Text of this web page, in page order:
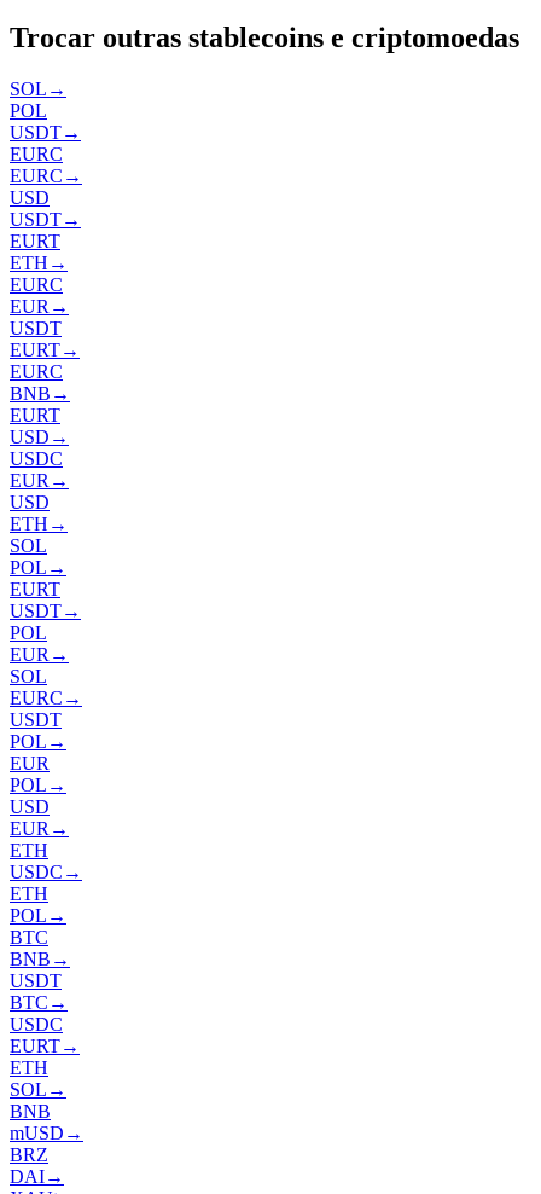
Trocar outras stablecoins e criptomoedas
SOL →
POL
USDT→
EURC
EURC →
USD
USDT→
EURT
ETH →
EURC
EUR →
USDT
EURT→
EURC
BNB →
EURT
USD →
USDC
EUR →
USD
ETH →
SOL
POL →
EURT
USDT→
POL
EUR →
SOL
EURC →
USDT
POL →
EUR
POL →
USD
EUR →
ETH
USDC →
ETH
POL →
BTC
BNB →
USDT
BTC →
USDC
EURT→
ETH
SOL →
BNB
mUSD →
BRZ
DAI→